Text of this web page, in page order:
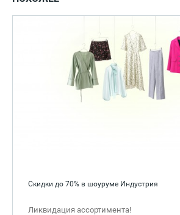
Скидки до 70% в шоуруме Индустрия
Ликвидация ассортимента!